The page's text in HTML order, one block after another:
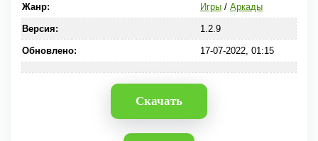
Жанр: Игры/ Аркады
Версия: 1.2.9
Обновлено: 17-07-2022, 01:15
Скачать